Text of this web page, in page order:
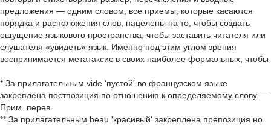
предложения — одним словом, все приемы, которые касаются
порядка и расположения слов, нацелены на то, чтобы создать
ощущение языкового пространства, чтобы заставить читателя или
слушателя «увидеть» язык. Именно под этим углом зрения
воспринимается метатаксис в своих наиболее формальных, чтобы
* За прилагательным vide 'пустой' во французском языке
закреплена постпозиция по отношению к определяемому слову. —
Прим. перев.
** За прилагательным beau 'красивый' закреплена препозиция но